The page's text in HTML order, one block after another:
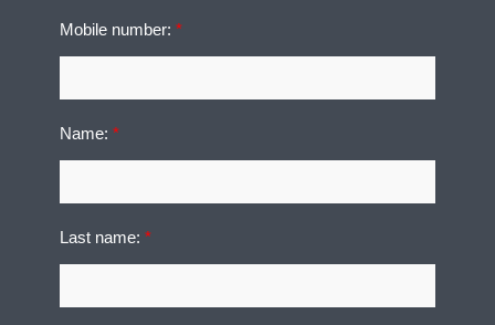
Mobile number:*
Name:*
Last name:*